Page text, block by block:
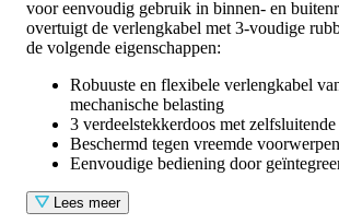
voor eenvoudig gebruik in binnen- en
overtuigt de verlengkabel met 3-voudige
de volgende eigenschappen:
Robuuste en flexibele verlengkabel
mechanische belasting
3 verdeelstekkerdoos met
Beschermd tegen vreemde
Eenvoudige bediening door
Lees meer